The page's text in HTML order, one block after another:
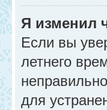
Я изменил
Если вы
летнего
для